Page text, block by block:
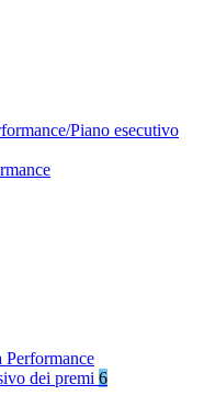
Piano esecutivo
Performance
dei premi 6